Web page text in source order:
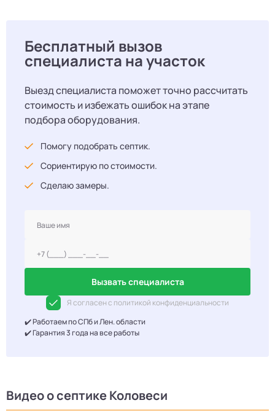
Бесплатный вызов
специалиста на участок
Выезд специалиста поможет точно рассчитать
стоимость и избежать ошибок на этапе
подбора оборудования.
Помогу подобрать септик.
Сориентирую по стоимости.
Сделаю замеры.
Вызвать специалиста
Я согласен с политикой конфиденциальности
✔️ Работаем по СПб и Лен. области
✔️ Гарантия 3 года на все работы
Видео о септике Коловеси